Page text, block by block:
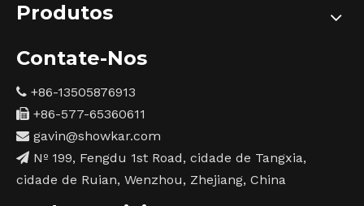
Produtos
Contate-Nos
 +86-13505876913
 +86-577-65360611
 gavin@showkar.com
 Nº 199, Fengdu 1st Road, cidade de Tangxia,
cidade de Ruian, Wenzhou, Zhejiang, China